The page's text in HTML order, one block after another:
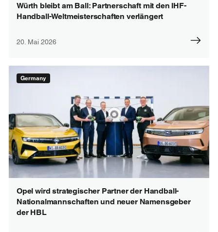
Würth bleibt am Ball: Partnerschaft mit den IHF-
Handball-Weltmeisterschaften verlängert
20. Mai 2026
Germany
Opel wird strategischer Partner der Handball-
Nationalmannschaften und neuer Namensgeber
der HBL